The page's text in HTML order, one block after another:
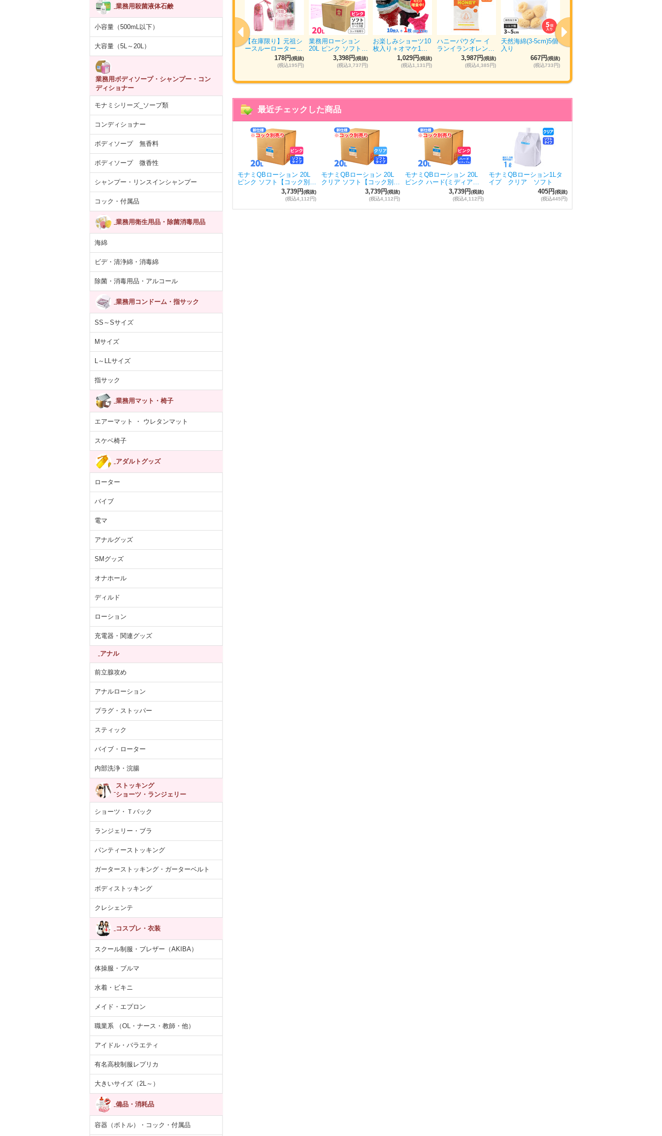
業務用殺菌液体石鹸
小容量（500mL以下）
大容量（5L～20L）
業務用ボディソープ・シャンプー・コン
ディショナー
モナミシリーズ_ソープ類
コンディショナー
ボディソープ 無香料
ボディソープ 微香性
シャンプー・リンスインシャンプー
コック・付属品
業務用衛生用品・除菌消毒用品
海綿
ビデ・清浄綿・消毒綿
除菌・消毒用品・アルコール
業務用コンドーム・指サック
SS～Sサイズ
Mサイズ
L～LLサイズ
指サック
業務用マット・椅子
エアーマット ・ ウレタンマット
スケベ椅子
アダルトグッズ
ローター
バイブ
電マ
アナルグッズ
SMグッズ
オナホール
ディルド
ローション
充電器・関連グッズ
アナル
前立腺攻め
アナルローション
プラグ・ストッパー
スティック
バイブ・ローター
内部洗浄・浣腸
ストッキング
ショーツ・ランジェリー
ショーツ・Ｔバック
ランジェリー・ブラ
パンティーストッキング
ガーターストッキング・ガーターベルト
ボディストッキング
クレシェンテ
コスプレ・衣装
スクール制服・ブレザー（AKIBA）
体操服・ブルマ
水着・ビキニ
メイド・エプロン
職業系 （OL・ナース・教師・他）
アイドル・バラエティ
有名高校制服レプリカ
大きいサイズ（2L～）
備品・消耗品
容器（ボトル）・コック・付属品
【医薬部外品】薬用
泡 NOTクリーン…
4,055円
(税込4,460円)
紙コップ 7オンス
(205ml)100個入り
330円
1,713円
【在庫限り】元祖シ
ースルーローター…
178円(税抜)
(税込195円)
業務用ローション
20L ピンク ソフト…
3,398円(税抜)
(税込3,737円)
お楽しみショーツ10
枚入り＋オマケ1…
1,029円(税抜)
(税込1,131円)
ハニーパウダー イ
ランイランオレン…
3,987円(税抜)
(税込4,385円)
天然海綿(3-5cm)5個
入り
667円(税抜)
(税込733円)
最近チェックした商品
モナミQBローション 20L
ピンク ソフト【コック別…
3,739円(税抜)
(税込4,112円)
モナミQBローション 20L
クリア ソフト【コック別…
3,739円(税抜)
(税込4,112円)
モナミQBローション 20L
ピンク ハード(ミディア…
3,739円(税抜)
(税込4,112円)
モナミQBローション1Lタ
イプ クリア ソフト
405円(税抜)
(税込445円)